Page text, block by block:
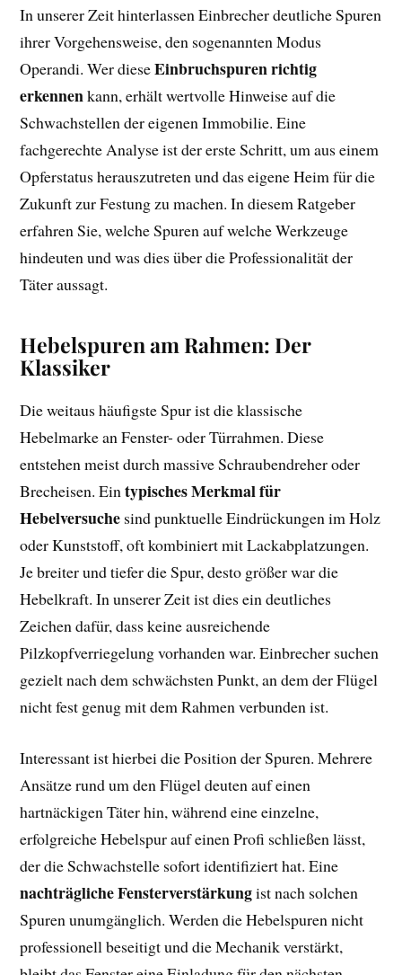
In unserer Zeit hinterlassen Einbrecher deutliche Spuren
ihrer Vorgehensweise, den sogenannten Modus
Operandi. Wer dieseEinbruchspuren richtig
erkennenkann, erhält wertvolle Hinweise auf die
Schwachstellen der eigenen Immobilie. Eine
fachgerechte Analyse ist der erste Schritt, um aus einem
Opferstatus herauszutreten und das eigene Heim für die
Zukunft zur Festung zu machen. In diesem Ratgeber
erfahren Sie, welche Spuren auf welche Werkzeuge
hindeuten und was dies über die Professionalität der
Täter aussagt.
Hebelspuren am Rahmen: Der
Klassiker
Die weitaus häufigste Spur ist die klassische
Hebelmarke an Fenster- oder Türrahmen. Diese
entstehen meist durch massive Schraubendreher oder
Brecheisen. Eintypisches Merkmal für
Hebelversuche sind punktuelle Eindrückungen im Holz
oder Kunststoff, oft kombiniert mit Lackabplatzungen.
Je breiter und tiefer die Spur, desto größer war die
Hebelkraft. In unserer Zeit ist dies ein deutliches
Zeichen dafür, dass keine ausreichende
Pilzkopfverriegelung vorhanden war. Einbrecher suchen
gezielt nach dem schwächsten Punkt, an dem der Flügel
nicht fest genug mit dem Rahmen verbunden ist.
Interessant ist hierbei die Position der Spuren. Mehrere
Ansätze rund um den Flügel deuten auf einen
hartnäckigen Täter hin, während eine einzelne,
erfolgreiche Hebelspur auf einen Profi schließen lässt,
der die Schwachstelle sofort identifiziert hat. Eine
nachträgliche Fensterverstärkungist nach solchen
Spuren unumgänglich. Werden die Hebelspuren nicht
professionell beseitigt und die Mechanik verstärkt,